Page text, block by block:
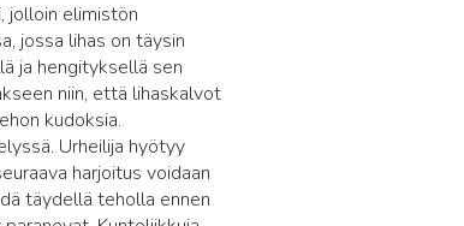
jolloin elimistön
jossa lihas on täysin
ja hengityksellä sen
niin, että lihaskalvot
kudoksia.
Urheilija hyötyy
harjoitus voidaan
täydellä teholla ennen